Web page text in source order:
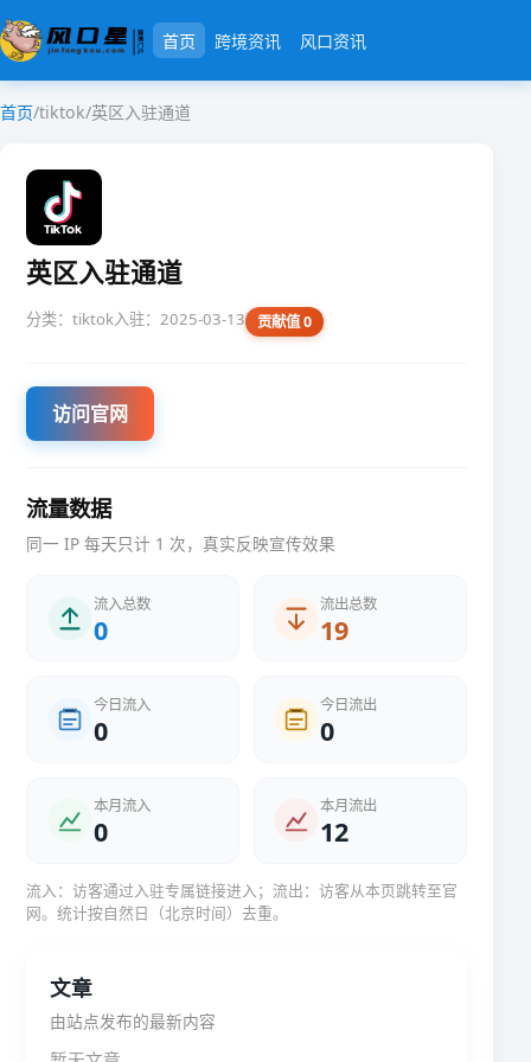
首页 跨境资讯 风口资讯
首页/tiktok/英区入驻通道
英区入驻通道
分类：tiktok入驻：2025-03-13 贡献值 0
访问官网
流量数据
同一 IP 每天只计 1 次，真实反映宣传效果
流入总数
0
流出总数
19
今日流入
0
今日流出
0
本月流入
0
本月流出
12
流入：访客通过入驻专属链接进入；流出：访客从本页跳转至官
网。统计按自然日（北京时间）去重。
文章
由站点发布的最新内容